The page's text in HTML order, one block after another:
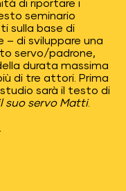
di riportare i
seminario
sulla base di
di sviluppare una
servo/padrone,
durata massima
di tre attori. Prima
sarà il testo di
suo servo Matti.